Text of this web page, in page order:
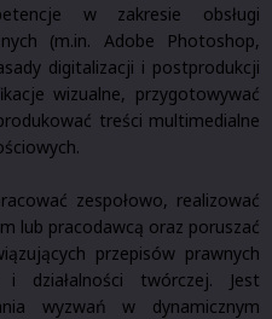
w zakresie obsługi
(m.in. Adobe Photoshop,
digitalizacji i postprodukcji
wizualne, przygotowywać
treści multimedialne
zespołowo, realizować
lub pracodawcą oraz poruszać
przepisów prawnych
działalności twórczej. Jest
wyzwań w dynamicznym